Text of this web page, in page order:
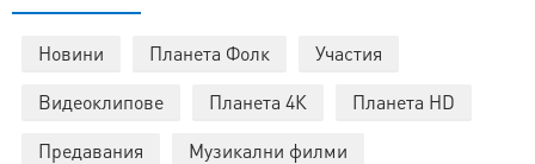
Новини Планета Фолк
Участия
Видеоклипове
Планета 4К
Планета HD
Предавания
Музикални филми